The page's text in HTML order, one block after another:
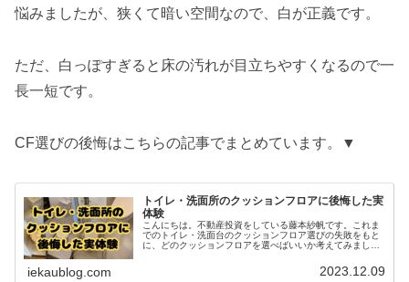
悩みましたが、狭くて暗い空間なので、白が正義です。
ただ、白っぽすぎると床の汚れが目立ちやすくなるので一
長一短です。
CF選びの後悔はこちらの記事でまとめています。▼
トイレ・洗面所のクッションフロアに後悔した実
体験
こんにちは。不動産投資をしている藤本紗帆です。これま
でのトイレ・洗面台のクッションフロア選びの失敗をもと
に、どのクッションフロアを選べばいいか考えてみまし
iekaublog.com 2023.12.09